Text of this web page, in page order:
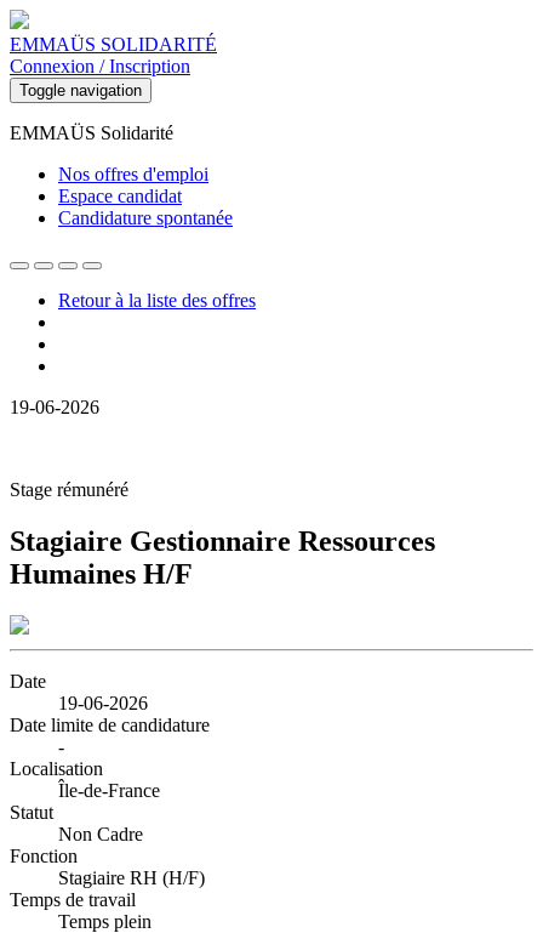
EMMAÜS SOLIDARITÉ
Connexion / Inscription
Toggle navigation
EMMAÜS Solidarité
Nos offres d'emploi
Espace candidat
Candidature spontanée
Retour à la liste des offres
19-06-2026
Stage rémunéré
Stagiaire Gestionnaire Ressources
Humaines H/F
Date
19-06-2026
Date limite de candidature
-
Localisation
Île-de-France
Statut
Non Cadre
Fonction
Stagiaire RH (H/F)
Temps de travail
Temps plein